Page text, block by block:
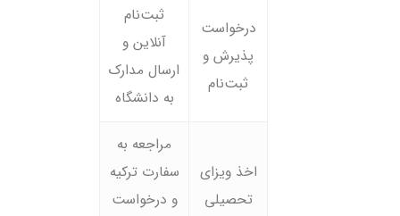
درخواست
پذیرش و
ثبت‌نام
ثبت‌نام
آنلاین و
ارسال مدارک
به دانشگاه
اخذ ویزای
تحصیلی
مراجعه به
سفارت ترکیه
و درخواست